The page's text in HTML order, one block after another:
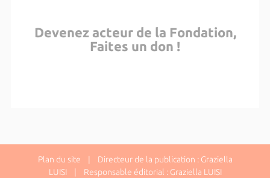
Devenez acteur de la Fondation,
Faites un don !
Plan du site | Directeur de la publication : Graziella
LUISI | Responsable éditorial : Graziella LUISI